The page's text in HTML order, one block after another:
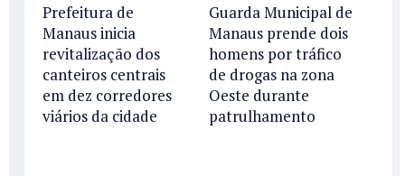
Prefeitura de
Manaus inicia
revitalização dos
canteiros centrais
em dez corredores
viários da cidade
Guarda Municipal de
Manaus prende dois
homens por tráfico
de drogas na zona
Oeste durante
patrulhamento